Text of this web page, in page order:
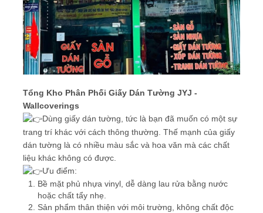
Tổng Kho Phân Phối Giấy Dán Tường JYJ -
Wallcoverings
Dùng giấy dán tường, tức là bạn đã muốn có một sự
trang trí khác với cách thông thường. Thế mạnh của giấy
dán tường là có nhiều màu sắc và hoa văn mà các chất
liệu khác không có được.
Ưu điểm:
Bề mặt phủ nhựa vinyl, dễ dàng lau rửa bằng nước
hoặc chất tẩy nhẹ.
Sản phẩm thân thiện với môi trường, không chất độc